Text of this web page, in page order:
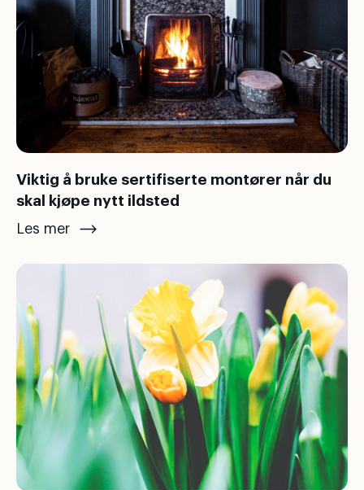
Viktig å bruke sertifiserte montører når du
skal kjøpe nytt ildsted
Les mer